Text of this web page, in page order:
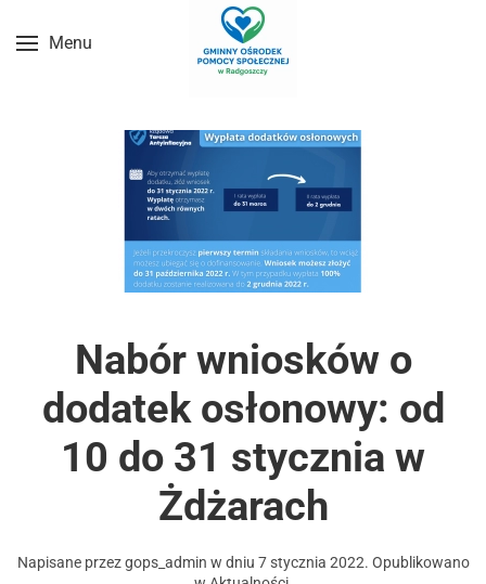
Przejdź do treści głównej
Menu
Nabór wniosków o
dodatek osłonowy: od
10 do 31 stycznia w
Żdżarach
Napisane przezgops_admin w dniu 7 stycznia 2022. Opublikowano